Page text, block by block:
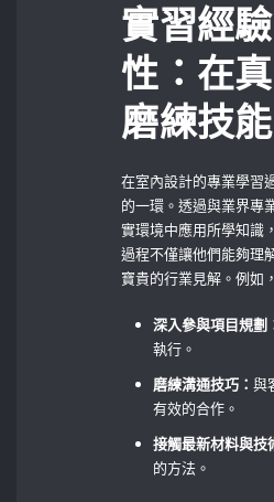
實習經
性：在
磨練技能
在室內設計的專業學習
的一環。透過與業界專
實環境中應用所學知識
過程不僅讓他們能夠理
寶貴的行業見解。例如
深入參與項目規劃
執行。
磨練溝通技巧：與
有效的合作。
接觸最新材料與技
的方法。